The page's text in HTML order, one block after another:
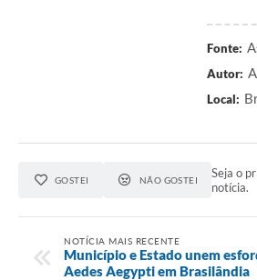
Fonte:
Autor:
Local:
GOSTEI NÃO GOSTEI
Seja o
notícia.
NOTÍCIA MAIS RECENTE
Município e Estado unem
Aedes Aegypti em Brasilândia